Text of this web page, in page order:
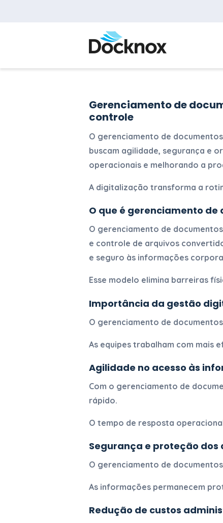
Gerenciamento de
controle
O gerenciamento de
buscam agilidade, segurança e
operacionais e melhorando a
A digitalização transforma a
O que é gerenciamento
O gerenciamento de
e controle de arquivos
e seguro às informações
Esse modelo elimina barreiras
Importância da gestão
O gerenciamento de
As equipes trabalham com mais
Agilidade no acesso às
Com o gerenciamento de
rápido.
O tempo de resposta
Segurança e proteção dos
O gerenciamento de
As informações permanecem
Redução de custos